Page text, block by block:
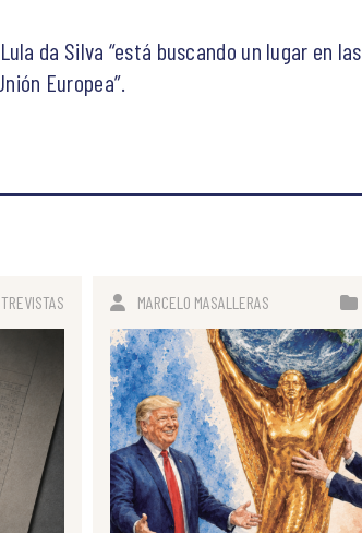
da Silva “está buscando un lugar en las
Europea”.
MARCELO MASALLERAS